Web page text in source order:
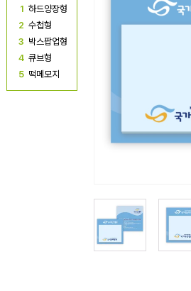
1 하드양장형
2 수첩형
3 박스팝업형
4 큐브형
5 떡메모지